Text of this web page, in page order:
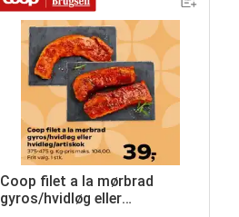
Coop filet a la mørbrad
gyros/hvidløg eller